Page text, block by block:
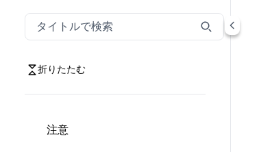
タイトルでナビゲーションをフィルター
タイトルでナビゲーション項目を絞り込む
折りたたむ
注意